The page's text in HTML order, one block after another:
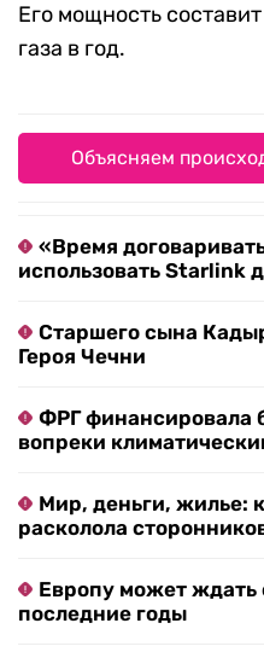
Его мощность
газа в год.
Объясняем
«Время
использовать Starlink
Старшего сына
Героя Чечни
ФРГ финансировала
вопреки
Мир, деньги, жилье:
расколола
Европу может ждать
последние годы